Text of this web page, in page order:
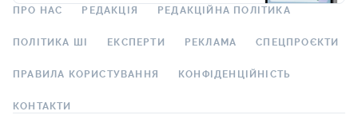
ПРО НАС РЕДАКЦІЯ РЕДАКЦІЙНА ПОЛІТИКА
ПОЛІТИКА ШІ ЕКСПЕРТИ РЕКЛАМА СПЕЦПРОЄКТИ
ПРАВИЛА КОРИСТУВАННЯ КОНФІДЕНЦІЙНІСТЬ
КОНТАКТИ